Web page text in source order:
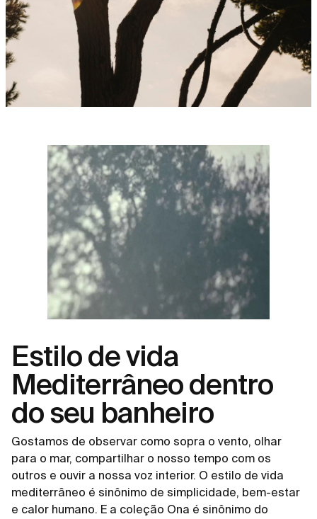
Estilo de vida
Mediterrâneo dentro
do seu banheiro
Gostamos de observar como sopra o vento, olhar
para o mar, compartilhar o nosso tempo com os
outros e ouvir a nossa voz interior. O estilo de vida
mediterrâneo é sinônimo de simplicidade, bem-estar
e calor humano. E a coleção Ona é sinônimo do